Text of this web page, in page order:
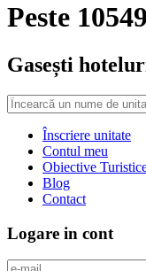
Peste
Gasești
Înscriere unitate
Contul meu
Obiective
Blog
Contact
Logare in cont